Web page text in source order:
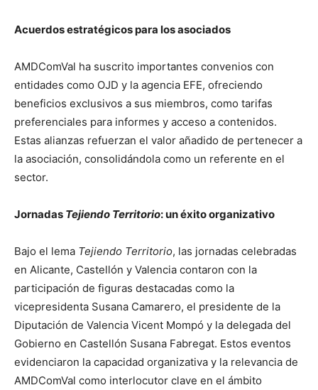
Acuerdos estratégicos para los asociados
AMDComVal ha suscrito importantes convenios con
entidades como OJD y la agencia EFE, ofreciendo
beneficios exclusivos a sus miembros, como tarifas
preferenciales para informes y acceso a contenidos.
Estas alianzas refuerzan el valor añadido de pertenecer a
la asociación, consolidándola como un referente en el
sector.
Jornadas Tejiendo Territorio: un éxito organizativo
Bajo el lema Tejiendo Territorio, las jornadas celebradas
en Alicante, Castellón y Valencia contaron con la
participación de figuras destacadas como la
vicepresidenta Susana Camarero, el presidente de la
Diputación de Valencia Vicent Mompó y la delegada del
Gobierno en Castellón Susana Fabregat. Estos eventos
evidenciaron la capacidad organizativa y la relevancia de
AMDComVal como interlocutor clave en el ámbito